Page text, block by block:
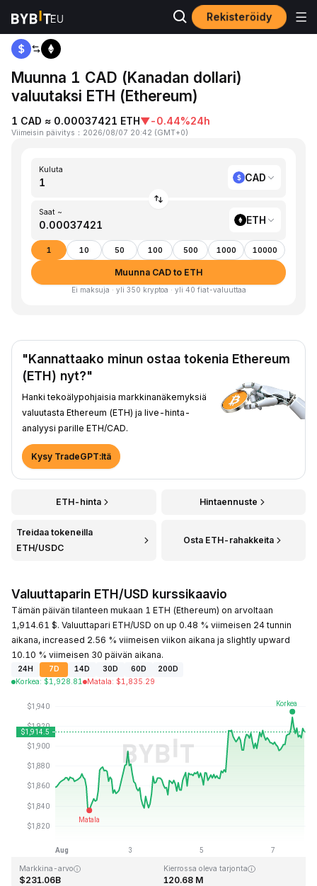
Rekisteröidy
Koti CAD to ETH
Muunna 1 CAD (Kanadan dollari)
valuutaksi ETH (Ethereum)
1 CAD ≈ 0.00037421 ETH▼-0.44%24h
Viimeisin päivitys ： 2026/08/07 20:42 (GMT+0)
Kuluta
CAD
Saat ~
ETH
1 10 50 100 500 1000 10000
Muunna CAD to ETH
Ei maksuja · yli 350 kryptoa · yli 40 fiat-valuuttaa
"Kannattaako minun ostaa tokenia Ethereum
(ETH) nyt?"
Hanki tekoälypohjaisia markkinanäkemyksiä
valuutasta Ethereum (ETH) ja live-hinta-
analyysi parille ETH/CAD.
Kysy TradeGPT:ltä
ETH-hinta Hintaennuste
Treidaa tokeneilla
ETH/USDC
Osta ETH-rahakkeita
Valuuttaparin ETH/USD kurssikaavio
Tämän päivän tilanteen mukaan 1 ETH (Ethereum) on arvoltaan
1,914.61 $. Valuuttapari ETH/USD on up 0.48 % viimeisen 24 tunnin
aikana, increased 2.56 % viimeisen viikon aikana ja slightly upward
10.10 % viimeisen 30 päivän aikana.
24H 7D 14D 30D 60D
200D
Korkea: $1,928.81 Matala: $1,835.29
Viimeksi päivitetty: 2026-08-07 klo 20:42 GMT+0
$4,946.05 $0.432979
Markkina-arvo
$231.06B
Kierrossa oleva tarjonta
120.68 M